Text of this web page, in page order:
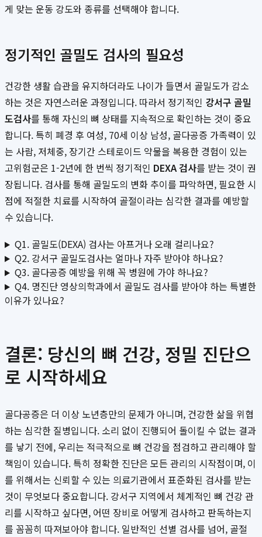
게 맞는 운동 강도와 종류를 선택해야 합니다.
정기적인 골밀도 검사의 필요성
건강한 생활 습관을 유지하더라도 나이가 들면서 골밀도가 감소
하는 것은 자연스러운 과정입니다. 따라서 정기적인 강서구 골밀
도검사를 통해 자신의 뼈 상태를 지속적으로 확인하는 것이 중요
합니다. 특히 폐경 후 여성, 70세 이상 남성, 골다공증 가족력이 있
는 사람, 저체중, 장기간 스테로이드 약물을 복용한 경험이 있는
고위험군은 1-2년에 한 번씩 정기적인 DEXA 검사를 받는 것이 권
장됩니다. 검사를 통해 골밀도의 변화 추이를 파악하면, 필요한 시
점에 적절한 치료를 시작하여 골절이라는 심각한 결과를 예방할
수 있습니다.
Q1. 골밀도(DEXA) 검사는 아프거나 오래 걸리나요?
Q2. 강서구 골밀도검사는 얼마나 자주 받아야 하나요?
Q3. 골다공증 예방을 위해 꼭 병원에 가야 하나요?
Q4. 명진단 영상의학과에서 골밀도 검사를 받아야 하는 특별한
이유가 있나요?
결론: 당신의 뼈 건강, 정밀 진단으
로 시작하세요
골다공증은 더 이상 노년층만의 문제가 아니며, 건강한 삶을 위협
하는 심각한 질병입니다. 소리 없이 진행되어 돌이킬 수 없는 결과
를 낳기 전에, 우리는 적극적으로 뼈 건강을 점검하고 관리해야 할
책임이 있습니다. 특히 정확한 진단은 모든 관리의 시작점이며, 이
를 위해서는 신뢰할 수 있는 의료기관에서 표준화된 검사를 받는
것이 무엇보다 중요합니다. 강서구 지역에서 체계적인 뼈 건강 관
리를 시작하고 싶다면, 어떤 장비로 어떻게 검사하고 판독하는지
를 꼼꼼히 따져보아야 합니다. 일반적인 선별 검사를 넘어, 골절